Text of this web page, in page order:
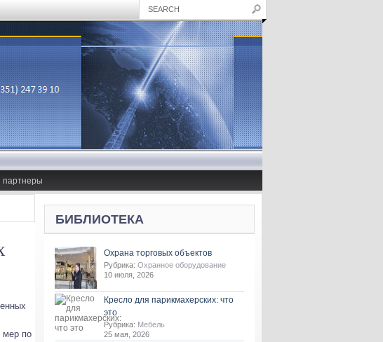
партнеры
мер по
БИБЛИОТЕКА
Охрана торговых объектов
Рубрика: Охранное оборудование
10 июля, 2026
Кресло для парикмахерских: что
это
Рубрика: Мебель
25 мая, 2026